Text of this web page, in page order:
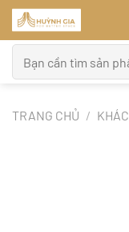
Bỏ
qua
nội
dung
kiếm:
TRANG CHỦ / KHÁC